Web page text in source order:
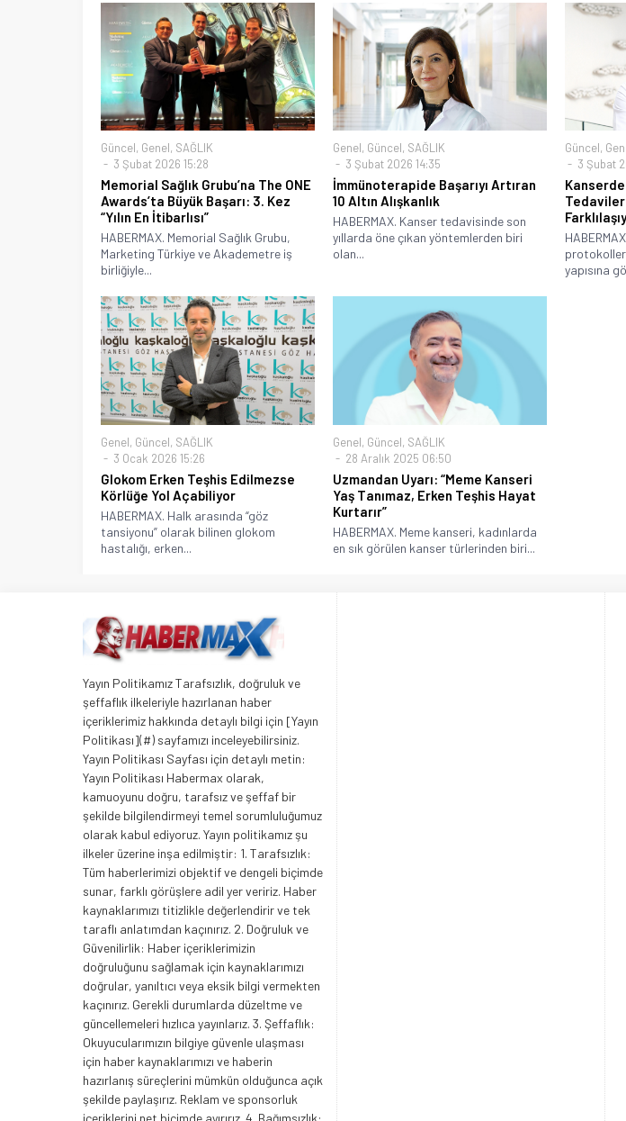
Güncel, Genel, SAĞLIK
3 Şubat 2026 15:28
Memorial Sağlık Grubu’na The ONE
Awards’ta Büyük Başarı: 3. Kez
“Yılın En İtibarlısı”
HABERMAX. Memorial Sağlık Grubu,
Marketing Türkiye ve Akademetre iş
birliğiyle...
Genel, Güncel, SAĞLIK
3 Şubat 2026 14:35
İmmünoterapide Başarıyı Artıran
10 Altın Alışkanlık
HABERMAX. Kanser tedavisinde son
yıllarda öne çıkan yöntemlerden biri
olan...
Güncel,
3 Şubat
Tedaviler
yapısına
Genel, Güncel, SAĞLIK
3 Ocak 2026 15:26
Glokom Erken Teşhis Edilmezse
Körlüğe Yol Açabiliyor
HABERMAX. Halk arasında “göz
tansiyonu” olarak bilinen glokom
hastalığı, erken...
Genel, Güncel, SAĞLIK
28 Aralık 2025 06:50
Uzmandan Uyarı: “Meme Kanseri
Yaş Tanımaz, Erken Teşhis Hayat
Kurtarır”
HABERMAX. Meme kanseri, kadınlarda
en sık görülen kanser türlerinden biri...
Yayın Politikamız Tarafsızlık, doğruluk ve
şeffaflık ilkeleriyle hazırlanan haber
içeriklerimiz hakkında detaylı bilgi için [Yayın
Politikası](#) sayfamızı inceleyebilirsiniz.
Yayın Politikası Sayfası için detaylı metin:
Yayın Politikası Habermax olarak,
kamuoyunu doğru, tarafsız ve şeffaf bir
şekilde bilgilendirmeyi temel sorumluluğumuz
olarak kabul ediyoruz. Yayın politikamız şu
ilkeler üzerine inşa edilmiştir: 1. Tarafsızlık:
Tüm haberlerimizi objektif ve dengeli biçimde
sunar, farklı görüşlere adil yer veririz. Haber
kaynaklarımızı titizlikle değerlendirir ve tek
taraflı anlatımdan kaçınırız. 2. Doğruluk ve
Güvenilirlik: Haber içeriklerimizin
doğruluğunu sağlamak için kaynaklarımızı
doğrular, yanıltıcı veya eksik bilgi vermekten
kaçınırız. Gerekli durumlarda düzeltme ve
güncellemeleri hızlıca yayınlarız. 3. Şeffaflık:
Okuyucularımızın bilgiye güvenle ulaşması
için haber kaynaklarımızı ve haberin
hazırlanış süreçlerini mümkün olduğunca açık
şekilde paylaşırız. Reklam ve sponsorluk